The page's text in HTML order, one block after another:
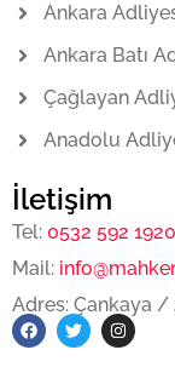
Ankara
Ankara Batı
Çağlayan
Anadolu
İletişim
Tel: 0532 592 1920
Mail:
Adres: Çankaya /